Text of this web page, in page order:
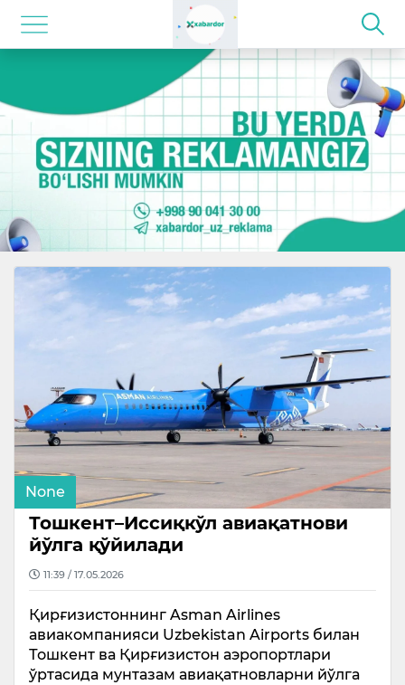
None
Тошкент–Иссиқкўл авиақатнови
йўлга қўйилади
11:39 / 17.05.2026
Қирғизистоннинг Asman Airlines
авиакомпанияси Uzbekistan Airports билан
Тошкент ва Қирғизистон аэропортлари
ўртасида мунтазам авиақатновларни йўлга